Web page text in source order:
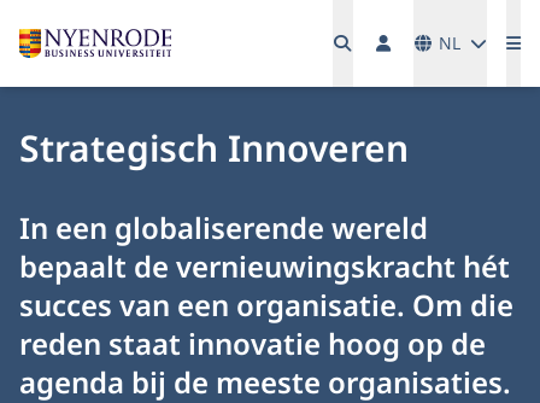
NL
Strategisch Innoveren
In een globaliserende wereld
bepaalt de vernieuwingskracht hét
succes van een organisatie. Om die
reden staat innovatie hoog op de
agenda bij de meeste organisaties.